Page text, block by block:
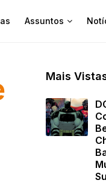
Assuntos
Mais